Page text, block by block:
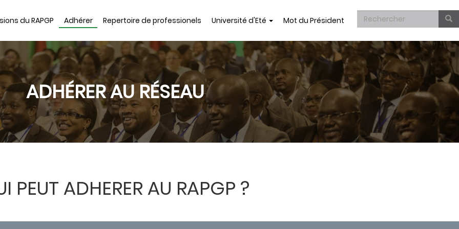
du RAPGP Adhérer Repertoire de professionels Université d'Eté Mot du Président Formulaire
de
recherche
ADHÉRER AU RÉSEAU
PEUT ADHERER AU RAPGP ?